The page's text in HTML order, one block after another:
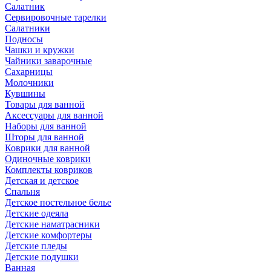
Салатник
Сервировочные тарелки
Салатники
Подносы
Чашки и кружки
Чайники заварочные
Сахарницы
Молочники
Кувшины
Товары для ванной
Аксессуары для ванной
Наборы для ванной
Шторы для ванной
Коврики для ванной
Одиночные коврики
Комплекты ковриков
Детская и детское
Спальня
Детское постельное белье
Детские одеяла
Детские наматрасники
Детские комфортеры
Детские пледы
Детские подушки
Ванная